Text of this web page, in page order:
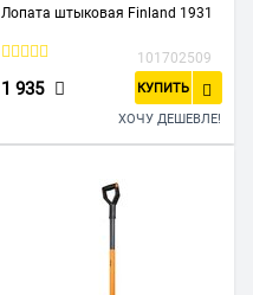
Лопата штыковая Finland 1931
101702509
1 935 КУПИТЬ
ХОЧУ ДЕШЕВЛЕ!